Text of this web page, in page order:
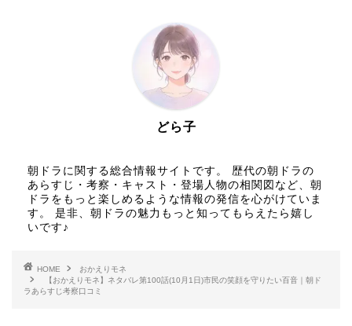
どら子
朝ドラに関する総合情報サイトです。 歴代の朝ドラの
あらすじ・考察・キャスト・登場人物の相関図など、朝
ドラをもっと楽しめるような情報の発信を心がけていま
す。 是非、朝ドラの魅力もっと知ってもらえたら嬉し
いです♪
HOME
おかえりモネ
【おかえりモネ】ネタバレ第100話(10月1日)市民の笑顔を守りたい百音｜朝ド
ラあらすじ考察口コミ